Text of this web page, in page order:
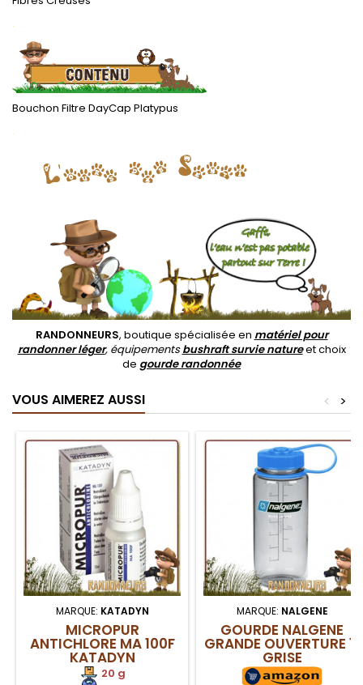
.
Bouchon Filtre DayCap Platypus
.
RANDONNEURS, boutique spécialisée en matériel pour
randonner léger, équipementsbushraft survie natureet choix
de gourde randonnée
VOUS AIMEREZ AUSSI >
<
MARQUE: KATADYN
MICROPUR
ANTICHLORE MA 100F
KATADYN
20 g
MARQUE: NALGENE
GOURDE NALGENE
GRANDE OUVERTURE 1L
GRISE